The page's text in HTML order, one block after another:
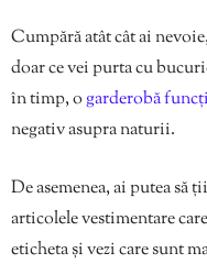
Cumpără atât cât ai
doar ce vei purta cu
în timp, ogarderobă
negativ asupra naturii.
De asemenea, ai putea să
articolele vestimentare
eticheta și vezi care sunt